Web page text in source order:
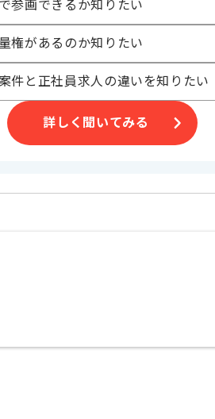
参画できるか知りたい
権があるのか知りたい
件と正社員求人の違いを知りたい
詳しく聞いてみる